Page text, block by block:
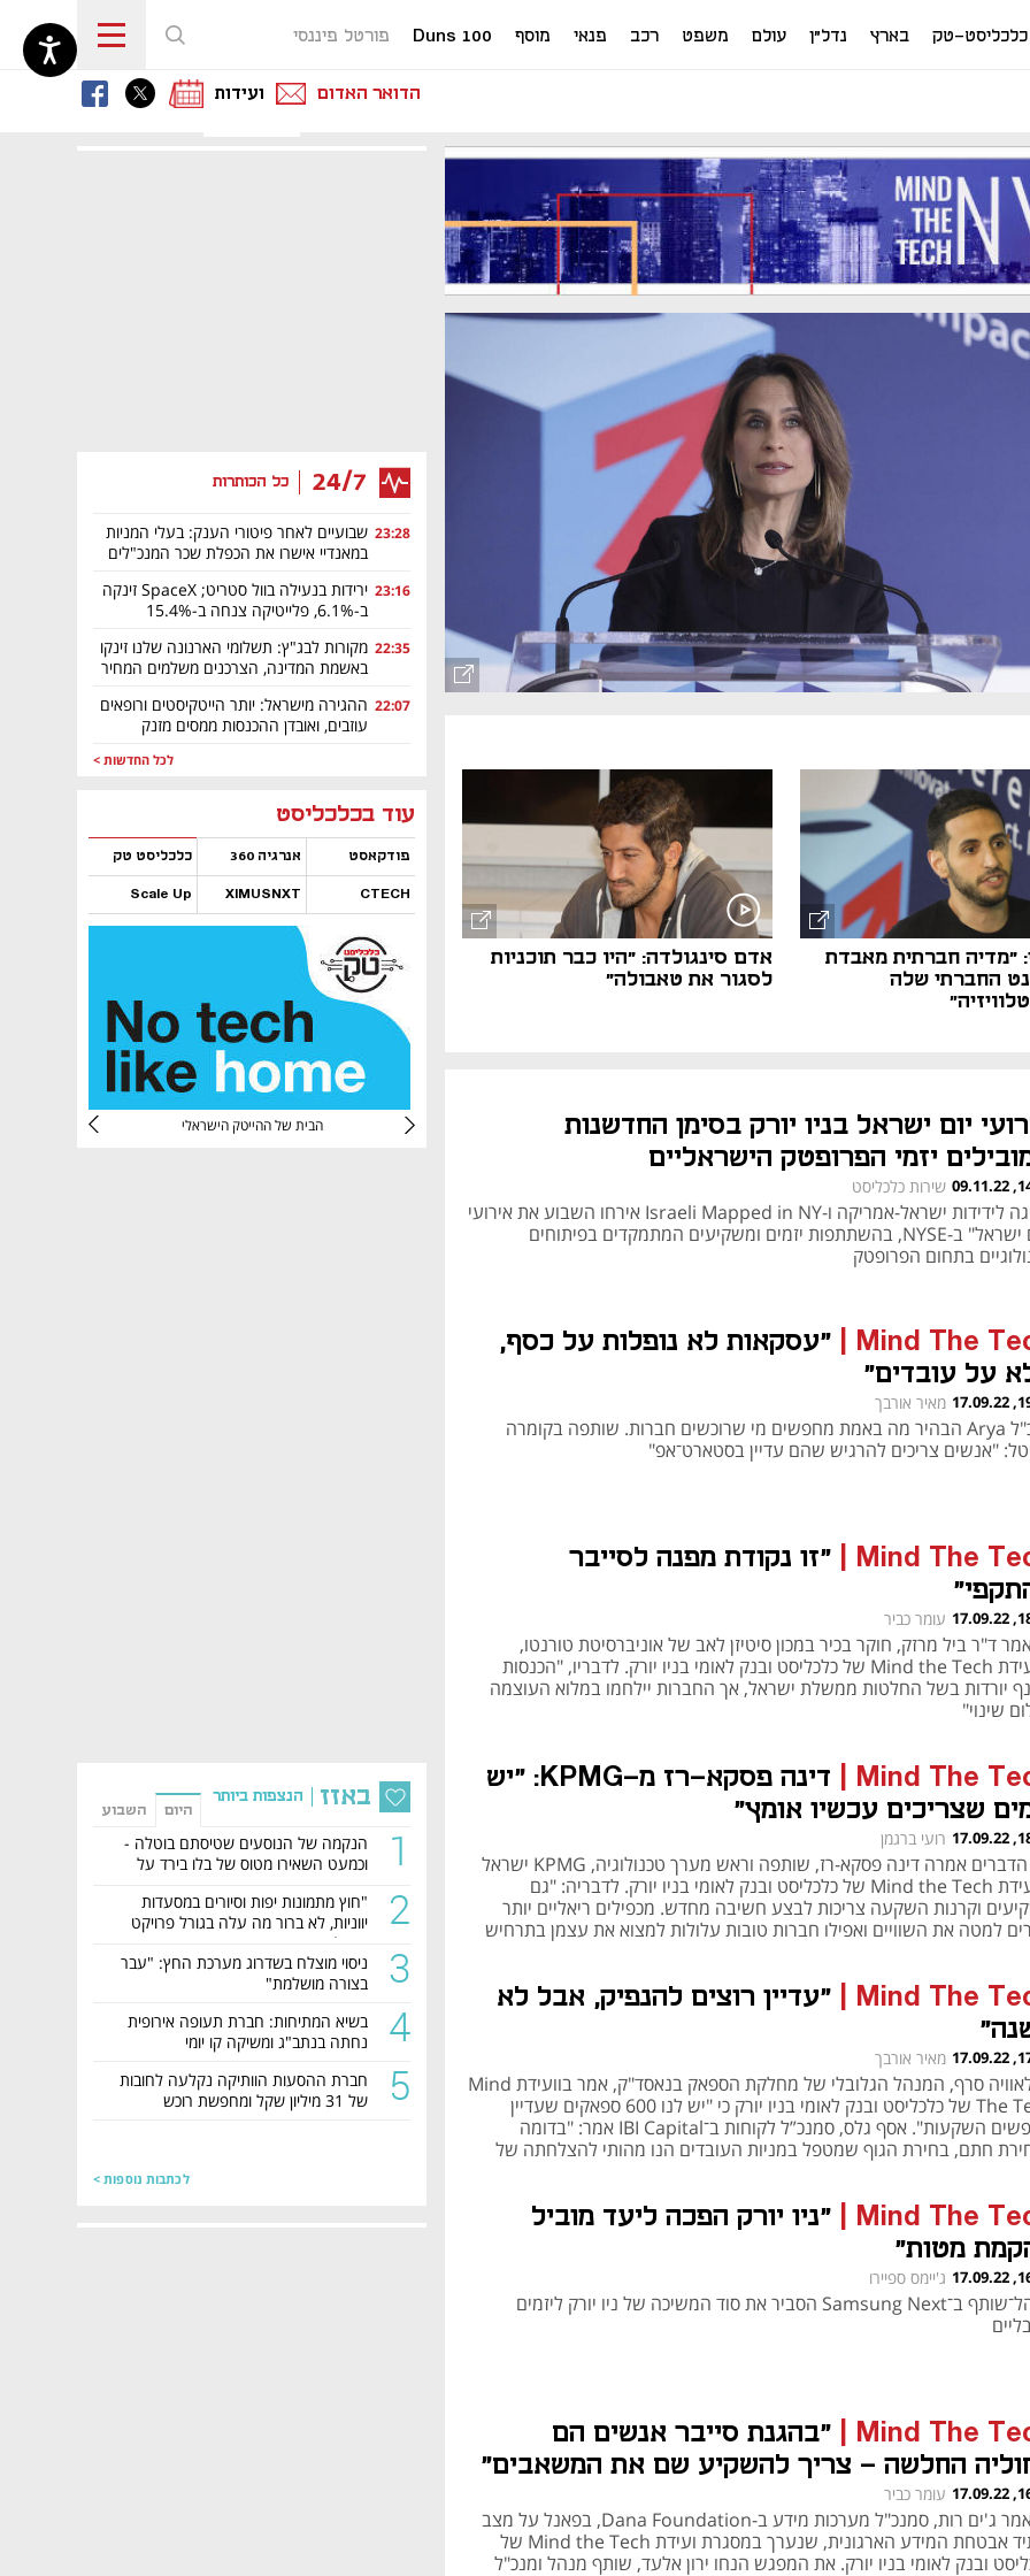
כלכליסט-טק בארץ נדל"ן עולם משפט רכב פנאי מוסף Duns 100 פורטל פיננסי
נפתח בכרטיסייה חדשה
נפתח בכרטיסייה חדשה
ועידות
נפתח בכרטיסייה חדשה
הדואר האדום
24/7 כל הכותרות
23:28 שבועיים לאחר פיטורי הענק: בעלי המניות
במאנדיי אישרו את הכפלת שכר המנכ"לים
23:16
ירידות בנעילה בוול סטריט; SpaceX זינקה
ב-6.1%, פלייטיקה צנחה ב-15.4%
22:35 מקורות לבג"ץ: תשלומי הארנונה שלנו זינקו
באשמת המדינה, הצרכנים משלמים המחיר
22:07 ההגירה מישראל: יותר הייטקיסטים ורופאים
עוזבים, ואובדן ההכנסות ממסים מזנק
לכל החדשות >
"מדיה חברתית מאבדת
החברתי שלה
אדם סינגולדה: "היו כבר תוכניות
לסגור את טאבולה"
עוד בכלכליסט
פודקאסט אנרגיה 360 כלכליסט טק
CTECH
XIMUSNXT
Scale Up
נפתח בכרטיסייה חדשה
הבית של ההייטק הישראלי
נפתח בכרטיסייה חדשה
CTech – the gateway to Tech
נפתח בכרטיסייה חדשה
You're NXT
נפתח בכרטיסייה חדשה
באזז הנצפות ביותר
היום השבוע
1
הנקמה של הנוסעים שטיסתם בוטלה -
וכמעט השאירו מטוס של בלו בירד על
2
"חוץ מתמונות יפות וסיורים במסעדות
יווניות, לא ברור מה עלה בגורל פרויקט
הנדל"ן"
3
ניסוי מוצלח בשדרוג מערכת החץ: "עבר
בצורה מושלמת"
4
בשיא המתיחות: חברת תעופה אירופית
נחתה בנתב"ג ומשיקה קו יומי
5
חברת ההסעות הוותיקה נקלעה לחובות
של 31 מיליון שקל ומחפשת רוכש
לכתבות נוספות >
יום ישראל בניו יורק בסימן החדשנות
יזמי הפרופטק הישראליים
שירות כלכליסט
הליגה לידידות ישראל-אמריקה ו-Israeli Mapped in NY אירחו השבוע את אירועי
"יום ישראל" ב-NYSE, בהשתתפות יזמים ומשקיעים המתמקדים בפיתוחים
בתחום הפרופטק
Mind The
"עסקאות לא נופלות על כסף,
על עובדים"
מאיר אורבך
מנכ"ל Arya הבהיר מה באמת מחפשים מי שרוכשים חברות. שותפה בקומרה
"אנשים צריכים להרגיש שהם עדיין בסטארט־אפ"
Mind The
"זו נקודת מפנה לסייבר
עומר כביר
ד"ר ביל מרזק, חוקר בכיר במכון סיטיזן לאב של אוניברסיטת טורנטו,
בוועידת Mind the Tech של כלכליסט ובנק לאומי בניו יורק. לדבריו, "הכנסות
יורדות בשל החלטות ממשלת ישראל, אך החברות יילחמו במלוא העוצמה
שינוי"
Mind The
דינה פסקא-רז מ-KPMG: "יש
שצריכים עכשיו אומץ"
רועי ברגמן
את הדברים אמרה דינה פסקא-רז, שותפה וראש מערך טכנולוגיה, KPMG ישראל
בוועידת Mind the Tech של כלכליסט ובנק לאומי בניו יורק. לדבריה: "גם
וקרנות השקעה צריכות לבצע חשיבה מחדש. מכפילים ריאליים יותר
למטה את השוויים ואפילו חברות טובות עלולות למצוא את עצמן בתרחיש
Mind The
"עדיין רוצים להנפיק, אבל לא
מאיר אורבך
אקלאוויה סרף, המנהל הגלובלי של מחלקת הספאק בנאסד"ק, אמר בוועידת Mind
The Tech של כלכליסט ובנק לאומי בניו יורק כי "יש לנו 600 ספאקים שעדיין
מחפשים השקעות". אסף גלס, סמנכ”ל לקוחות ב־IBI Capital אמר: "בדומה
חתם, בחירת הגוף שמטפל במניות העובדים הנו מהותי להצלחתה של
Mind The
"ניו יורק הפכה ליעד מוביל
מטות"
ג'יימס ספיירו
מנהל־שותף ב־Samsung Next הסביר את סוד המשיכה של ניו יורק ליזמים
Mind The
"בהגנת סייבר אנשים הם
החלשה - צריך להשקיע שם את המשאבים"
עומר כביר
כך אמר ג'ים רות, סמנכ"ל מערכות מידע ב-Dana Foundation, בפאנל על מצב
ועתיד אבטחת המידע הארגונית, שנערך במסגרת ועידת Mind the Tech של
ובנק לאומי בניו יורק. את המפגש הנחו ירון אלעד, שותף מנהל ומנכ"ל